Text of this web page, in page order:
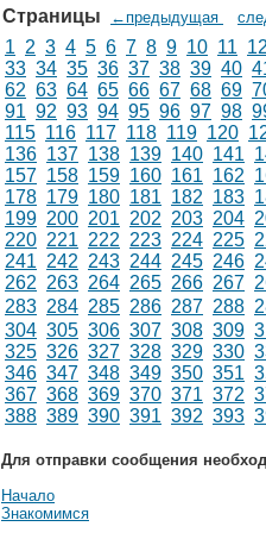
Страницы ←предыдущая
1 2 3 4 5 6 7 8 9 10 11
33 34 35 36 37 38 39 40
62 63 64 65 66 67 68 69
91 92 93 94 95 96 97 98
115 116 117 118 119 120
136 137 138 139 140 141
157 158 159 160 161 162
178 179 180 181 182 183
199 200 201 202 203 204
220 221 222 223 224 225
241 242 243 244 245 246
262 263 264 265 266 267
283 284 285 286 287 288
304 305 306 307 308 309
325 326 327 328 329 330
346 347 348 349 350 351
367 368 369 370 371 372
388 389 390 391 392 393
Для отправки сообщения
Начало
Знакомимся